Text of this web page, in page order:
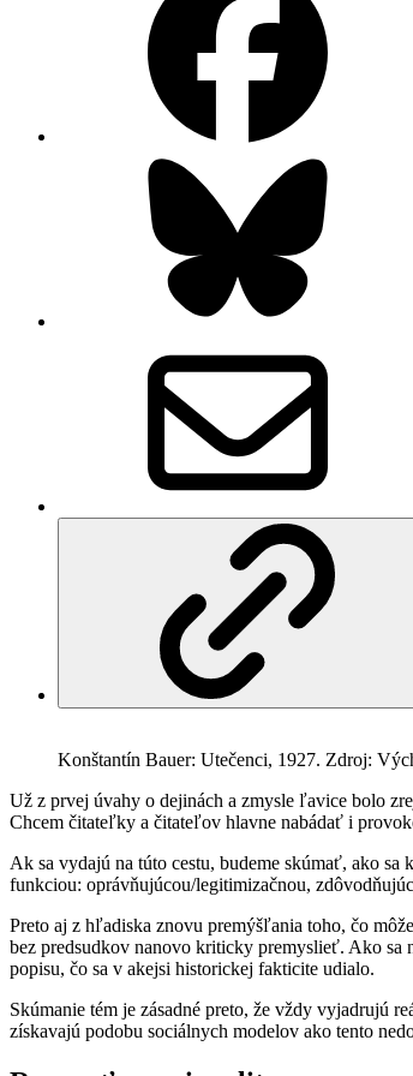
Konštantín Bauer: Utečenci, 1927. Zdroj:
Už z prvej úvahy o dejinách a zmysle ľavice bolo
Chcem čitateľky a čitateľov hlavne nabádať i
Ak sa vydajú na túto cestu, budeme skúmať, ako
funkciou: oprávňujúcou/legitimizačnou,
Preto aj z hľadiska znovu premýšľania toho, čo
bez predsudkov nanovo kriticky premyslieť. Ako sa
popisu, čo sa v akejsi historickej fakticite udialo.
Skúmanie tém je zásadné preto, že vždy vyjadrujú
získavajú podobu sociálnych modelov ako tento